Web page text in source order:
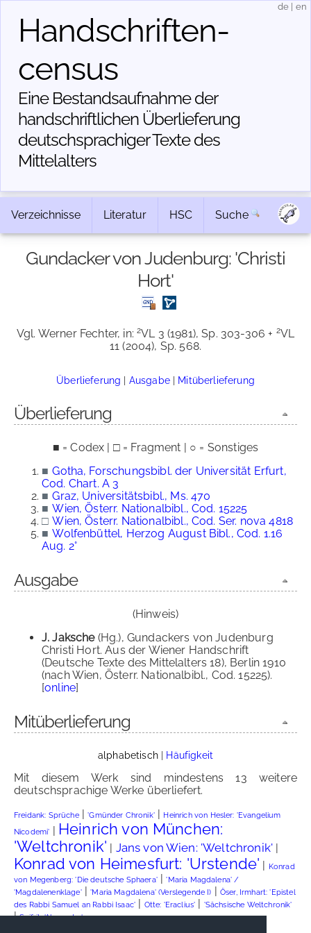
Handschriften­
census
Eine Bestandsaufnahme der
handschriftlichen Über­lieferung
deutschsprachiger Texte des
Mittelalters
de en
Verzeichnisse Literatur HSC Suche
Gundacker von Judenburg: 'Christi
Hort'
Vgl. Werner Fechter, in: 2VL 3 (1981), Sp. 303-306 + 2VL
11 (2004), Sp. 568.
Überlieferung | Ausgabe| Mitüberlieferung
Überlieferung
■ = Codex | □ = Fragment | ○ = Sonstiges
■ Gotha, Forschungsbibl. der Universität Erfurt,
Cod. Chart. A 3
■ Graz, Universitätsbibl., Ms. 470
■ Wien, Österr. Nationalbibl., Cod. 15225
□ Wien, Österr. Nationalbibl., Cod. Ser. nova 4818
■ Wolfenbüttel, Herzog August Bibl., Cod. 1.16
Aug. 2°
Ausgabe
(Hinweis)
J. Jaksche (Hg.), Gundackers von Judenburg
Christi Hort. Aus der Wiener Handschrift
(Deutsche Texte des Mittelalters 18), Berlin 1910
(nach Wien, Österr. Nationalbibl., Cod. 15225).
[online]
Mitüberlieferung
alphabetisch| Häufigkeit
Mit diesem Werk sind mindestens 13 weitere
deutschsprachige Werke überliefert.
Freidank: Sprüche|'Gmünder Chronik'| Heinrich von Hesler: 'Evangelium
Nicodemi' | Heinrich von München:
'Weltchronik' | Jans von Wien: 'Weltchronik' |
Konrad von Heimesfurt: 'Urstende' | Konrad
von Megenberg: 'Die deutsche Sphaera'|'Maria Magdalena' /
'Magdalenenklage'|'Maria Magdalena' (Verslegende I) | Öser, Irmhart: 'Epistel
des Rabbi Samuel an Rabbi Isaac' | Otte: 'Eraclius' | 'Sächsische Weltchronik'
|Seifrit: 'Alexander'